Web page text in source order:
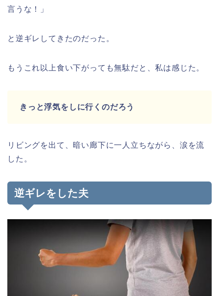
言うな！」
と逆ギレしてきたのだった。
もうこれ以上食い下がっても無駄だと、私は感じた。
きっと浮気をしに行くのだろう
リビングを出て、暗い廊下に一人立ちながら、涙を流
した。
逆ギレをした夫